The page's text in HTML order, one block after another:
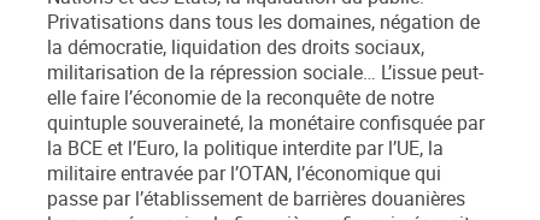
Privatisations dans tous les domaines, négation de
la démocratie, liquidation des droits sociaux,
militarisation de la répression sociale… L’issue peut-
elle faire l’économie de la reconquête de notre
quintuple souveraineté, la monétaire confisquée par
la BCE et l’Euro, la politique interdite par l’UE, la
militaire entravée par l’OTAN, l’économique qui
passe par l’établissement de barrières douanières